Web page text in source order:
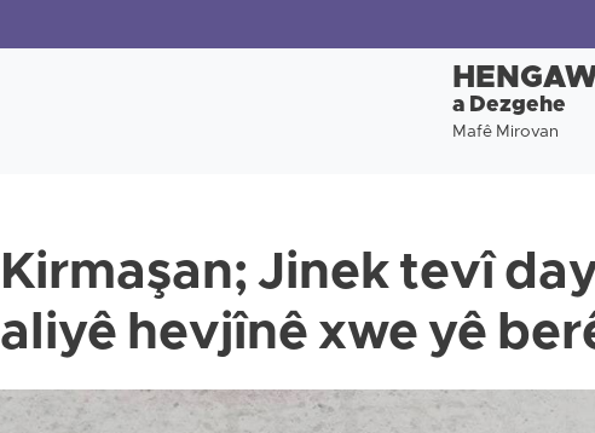
a Dezgehe
Mafê Mirovan
Kirmaşan; Jinek tevî
aliyê hevjînê xwe yê